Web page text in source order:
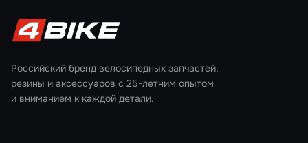
Российский бренд велосипедных запчастей,
резины и аксессуаров с 25-летним опытом
и вниманием к каждой детали.